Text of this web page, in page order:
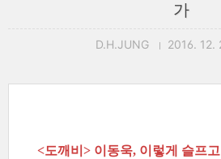
가
D.H.JUNG 2016. 12.
<도깨비> 이동욱, 이렇게 슬프